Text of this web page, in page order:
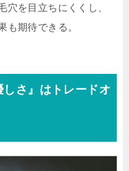
穴を目立ちにくくし、
も期待できる。
しさ』はトレードオ